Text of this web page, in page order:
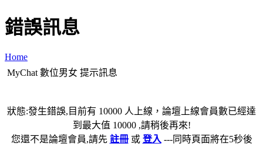
錯誤訊息
Home
MyChat 數位男女 提示訊息
狀態:發生錯誤,目前有 10000 人上線，論壇上線會員數已經達
到最大值 10000 ,請稍後再來!
您還不是論壇會員,請先 註冊或 登入 ---同時頁面將在5秒後